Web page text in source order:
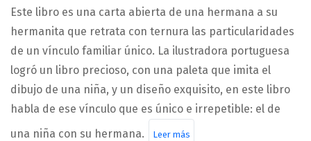
Este libro es una carta abierta de una hermana a su
hermanita que retrata con ternura las particularidades
de un vínculo familiar único. La ilustradora portuguesa
logró un libro precioso, con una paleta que imita el
dibujo de una niña, y un diseño exquisito, en este libro
habla de ese vínculo que es único e irrepetible: el de
una niña con su hermana.
Leer más